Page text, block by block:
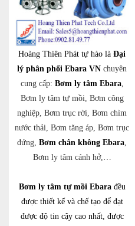
Hoàng Thiên Phát tự hào là Đại
lý phân phối Ebara VN chuyên
cung cấp: Bơm ly tâm Ebara,
Bơm ly tâm tự mồi, Bơm công
nghiệp, Bơm trục rời, Bơm chìm
nước thải, Bơm tăng áp, Bơm trục
đứng, Bơm chân không Ebara,
Bơm ly tâm cánh hở,…
Bơm ly tâm tự mồi Ebarađều
được thiết kế và chế tạo để đạt
được độ tin cậy cao nhất, được